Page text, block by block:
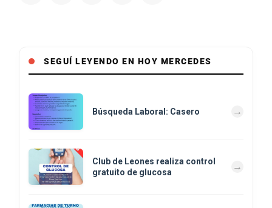
SEGUÍ LEYENDO EN HOY MERCEDES
Búsqueda Laboral: Casero
Club de Leones realiza control
gratuito de glucosa